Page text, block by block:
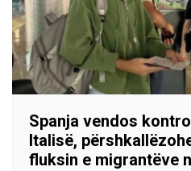
Spanja vendos
Italisë,
fluksin e migrantëve